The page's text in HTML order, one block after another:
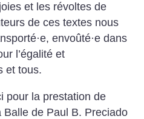
et les révoltes de
de ces textes nous
·e, envoûté·e dans
l’égalité et
et tous.
pour la prestation de
Balle de Paul B. Preciado